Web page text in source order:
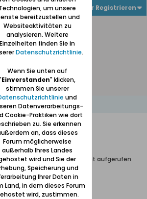
Anmelden oder Registrieren
als Gastbenutzer nicht aufgerufen
um unsere
bereitzustellen und
Websiteaktivitäten zu
analysieren. Weitere
Einzelheiten finden Sie in
Datenschutzrichtlinie.
Wenn Sie unten auf
Einverstanden" klicken,
stimmen Sie unserer
und
Datenverarbeitungs-
Cookie-Praktiken wie dort
zu. Sie erkennen
an, dass dieses
Forum möglicherweise
außerhalb Ihres Landes
wird und Sie der
Speicherung und
Ihrer Daten in
Land, in dem dieses Forum
wird, zustimmen.